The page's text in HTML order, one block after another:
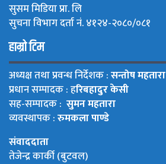
सुसम मिडिया प्रा. लि
सुचना विभाग दर्ता नं. ४१२४-२०८०/०८१
हाम्रो टिम
अध्यक्ष तथा प्रवन्ध निर्देशक :सन्तोष महतारा
प्रधान सम्पादक : हरिबहादुर केसी
सह-सम्पादक : सुमन महतारा
व्यवस्थापक :रुमकला पाण्डे
संवाददाता
तेजेन्द्र कार्की (बुटवल)